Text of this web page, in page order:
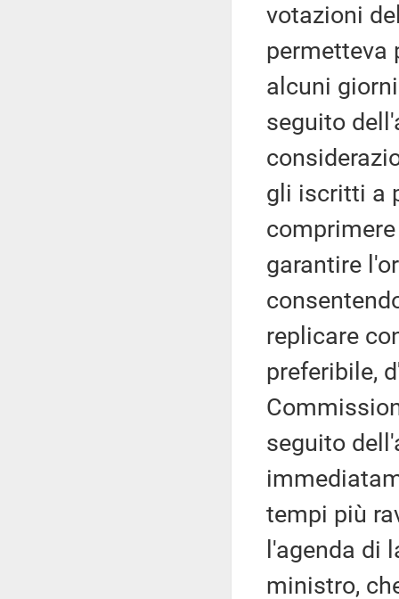
votazioni
permetteva
alcuni
seguito
gli iscritti a
garantire
replicare
preferibile,
seguito
tempi più
l'agenda di
ministro,